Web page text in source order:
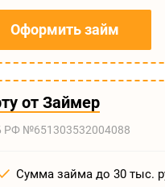
Оформить займ
от Займер
РФ №651303532004088
Сумма займа до 30 тыс.